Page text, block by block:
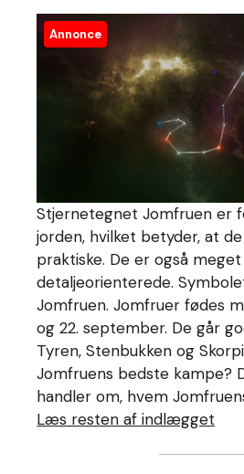
Annonce
Stjernetegnet Jomfruen er
jorden, hvilket betyder, at
praktiske. De er også
detaljeorienterede.
Jomfruen. Jomfruer fødes
og 22. september. De går
Tyren, Stenbukken og
Jomfruens bedste kampe?
handler om, hvem
Læs resten af indlægget